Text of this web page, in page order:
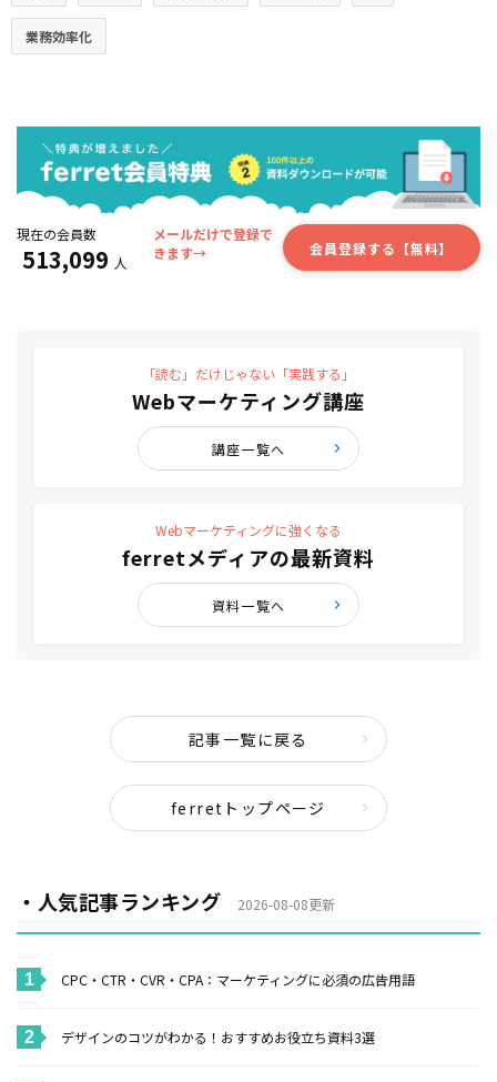
業務効率化
現在の会員数
513,099 人
メールだけで登録で
きます→
会員登録する【無料】
「読む」だけじゃない「実践する」
Webマーケティング講座
講座一覧へ
Webマーケティングに強くなる
ferretメディアの最新資料
資料一覧へ
記事一覧に戻る
ferretトップページ
・人気記事ランキング 2026-08-08更新
CPC・CTR・CVR・CPA：マーケティングに必須の広告用語
デザインのコツがわかる！おすすめお役立ち資料3選